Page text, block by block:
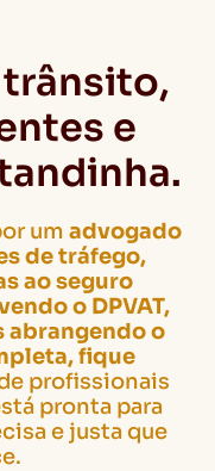
e
um advogado
de tráfego,
ao seguro
o DPVAT,
abrangendo o
fique
profissionais
pronta para
e justa que